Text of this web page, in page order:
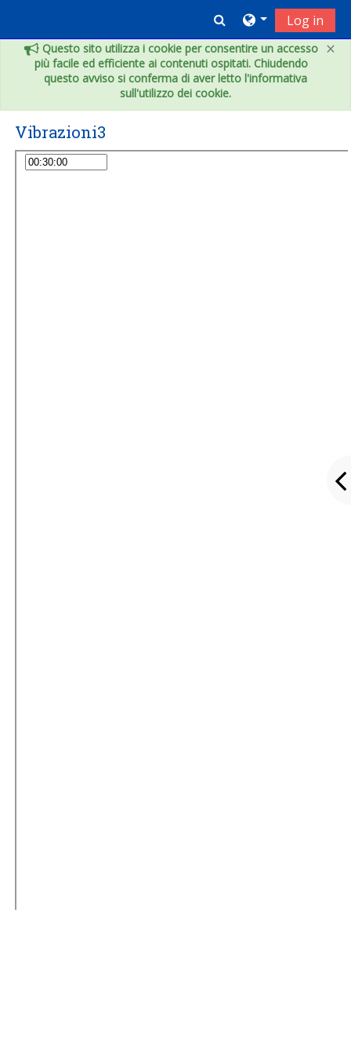
×
Questo sito utilizza i cookie per consentire un accesso
più facile ed efficiente ai contenuti ospitati. Chiudendo
questo avviso si conferma di aver letto l'informativa
sull'utilizzo dei cookie.
Toggle search
Log in
Vibrazioni3